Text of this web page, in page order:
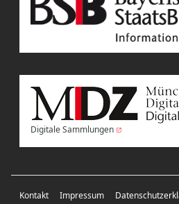
Digitale Sammlungen
Kontakt Impressum